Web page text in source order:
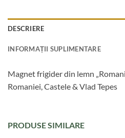
DESCRIERE
INFORMAȚII SUPLIMENTARE
Magnet frigider din lemn
Romaniei, Castele & Vlad Tepes
PRODUSE SIMILARE